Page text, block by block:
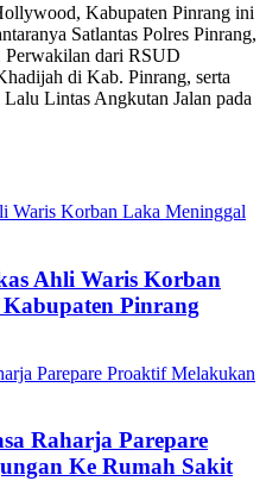
Kabupaten Pinrang ini
Satlantas Polres Pinrang,
Perwakilan dari RSUD
di Kab. Pinrang, serta
Lintas Angkutan Jalan pada
Ahli Waris Korban
Pinrang
Raharja Parepare
Ke Rumah Sakit